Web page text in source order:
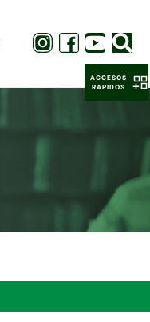
ACCESOS
RAPIDOS